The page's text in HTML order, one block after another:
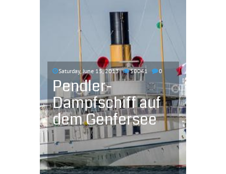
Saturday, June 15, 2013 50041 0
Pendler-
Dampfschiff auf
dem Genfersee